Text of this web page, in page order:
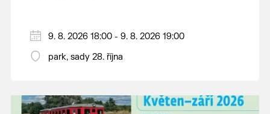
9. 8. 2026 18:00 - 9. 8. 2026 19:00
park, sady 28. října